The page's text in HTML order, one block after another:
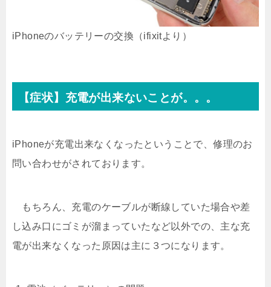
iPhoneのバッテリーの交換（ifixitより）
【症状】充電が出来ないことが。。。
iPhoneが充電出来なくなったということで、修理のお
問い合わせがされております。
もちろん、充電のケーブルが断線していた場合や差
し込み口にゴミが溜まっていたなど以外での、主な充
電が出来なくなった原因は主に３つになります。